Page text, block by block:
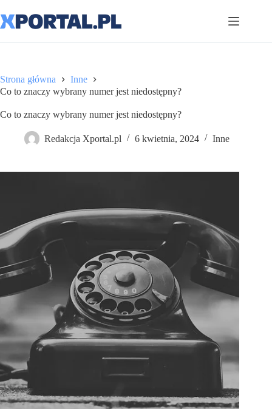
do
treści
Strona główna
Inne
Co to znaczy wybrany numer jest niedostępny?
Co to znaczy wybrany numer jest niedostępny?
Redakcja Xportal.pl 6 kwietnia, 2024 Inne